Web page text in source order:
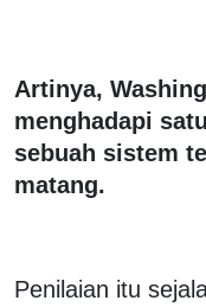
Artinya,
menghadapi
sebuah sistem
matang.
Penilaian itu